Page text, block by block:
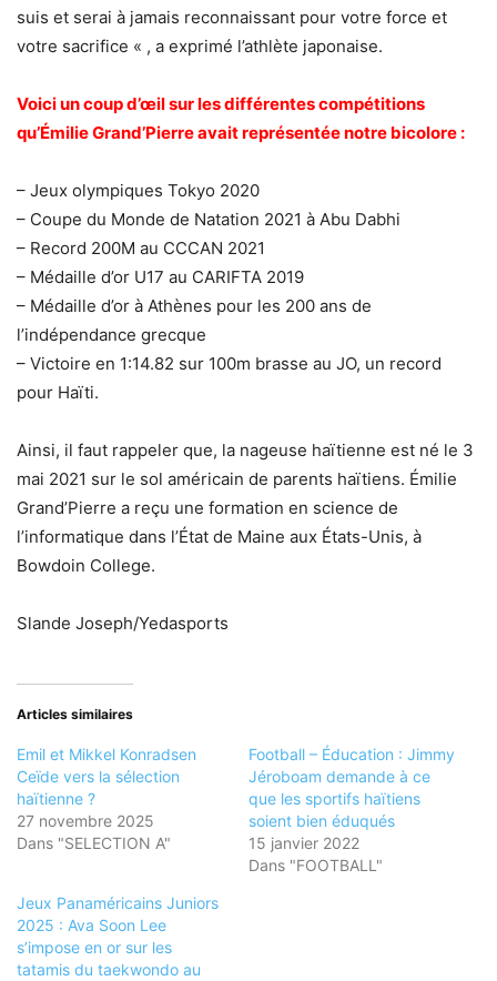
suis et serai à jamais reconnaissant pour votre force et
votre sacrifice « , a exprimé l’athlète japonaise.
Voici un coup d’œil sur les différentes compétitions
qu’Émilie Grand’Pierre avait représentée notre bicolore :
– Jeux olympiques Tokyo 2020
– Coupe du Monde de Natation 2021 à Abu Dabhi
– Record 200M au CCCAN 2021
– Médaille d’or U17 au CARIFTA 2019
– Médaille d’or à Athènes pour les 200 ans de
l’indépendance grecque
– Victoire en 1:14.82 sur 100m brasse au JO, un record
pour Haïti.
Ainsi, il faut rappeler que, la nageuse haïtienne est né le 3
mai 2021 sur le sol américain de parents haïtiens. Émilie
Grand’Pierre a reçu une formation en science de
l’informatique dans l’État de Maine aux États-Unis, à
Bowdoin College.
Slande Joseph/Yedasports
Articles similaires
Emil et Mikkel Konradsen
Ceïde vers la sélection
haïtienne ?
27 novembre 2025
Dans "SELECTION A"
Football – Éducation : Jimmy
Jéroboam demande à ce
que les sportifs haïtiens
soient bien éduqués
15 janvier 2022
Dans "FOOTBALL"
Jeux Panaméricains Juniors
2025 : Ava Soon Lee
s’impose en or sur les
tatamis du taekwondo au